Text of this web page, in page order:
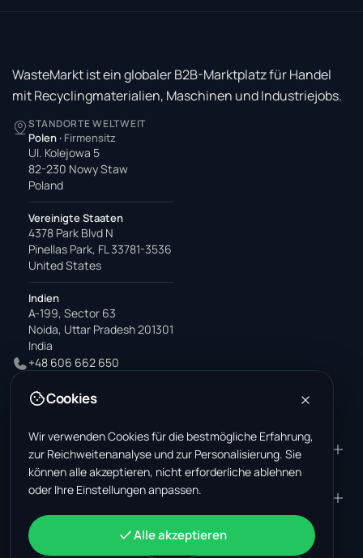
WasteMarkt ist ein globaler B2B-Marktplatz für Handel
mit Recyclingmaterialien, Maschinen und Industriejobs.
STANDORTE WELTWEIT
Polen · Firmensitz
Ul. Kolejowa 5
82-230 Nowy Staw
Poland
Vereinigte Staaten
4378 Park Blvd N
Pinellas Park, FL 33781-3536
United States
Indien
A-199, Sector 63
Noida, Uttar Pradesh 201301
India
+48 606 662 650
office@wastemarkt.com
PRODUKT
Marktplatz
Materialien — Verkauf
Materialien — Kauf
Jobs (USA)
RESOURCES
Supplier Academy
Trust & Safety
Schrottmarkt Mexiko
UNTERNEHMEN
Über uns
Support
RECHTLICHES
Datenschutz
KONTO
Anmelden
Cookies
Wir verwenden Cookies für die bestmögliche Erfahrung,
zur Reichweitenanalyse und zur Personalisierung. Sie
können alle akzeptieren, nicht erforderliche ablehnen
oder Ihre Einstellungen anpassen.
Alle akzeptieren